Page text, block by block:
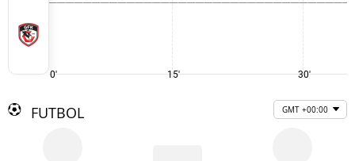
0' 15' 30'
FUTBOL GMT +00:00